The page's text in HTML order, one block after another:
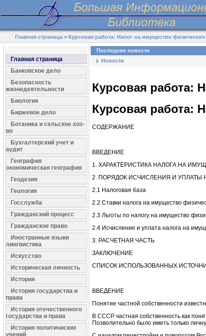
Главная страница >Курсовая работа: Налог на имущество
Главная страница
Банковское дело
Безопасность
жизнедеятельности
Биология
Биржевое дело
Ботаника и сельское хоз-
во
Бухгалтерский учет и
аудит
География
экономическая география
Геодезия
Геология
Госслужба
Гражданский процесс
Гражданское право
Иностранные языки
лингвистика
Искусство
Историческая личность
История
История государства и
права
История отечественного
государства и права
История политичиских
учений
Последние новости
Новости
Курсовая работа:
Курсовая работа:
СОДЕРЖАНИЕ
ВВЕДЕНИЕ
1. ХАРАКТЕРИСТИКА НАЛОГА НА
2. ПОРЯДОК ИСЧИСЛЕНИЯ И УПЛАТЫ
2.1 Налоговая база
2.2 Ставки налога на имущество
2.3 Льготы по налогу на имущество
2.4 Исчисление и уплата налога на
3. РАСЧЕТНАЯ ЧАСТЬ
ЗАКЛЮЧЕНИЕ
СПИСОК ИСПОЛЬЗОВАННЫХ
ВВЕДЕНИЕ
Понятие частной собственности
В СССР частная собственность как
Позволительно было иметь только